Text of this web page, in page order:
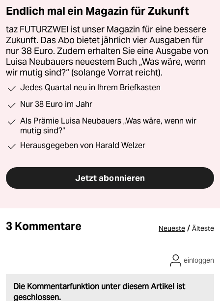
Endlich mal ein Magazin für Zukunft
taz FUTURZWEI ist unser Magazin für eine bessere
Zukunft. Das Abo bietet jährlich vier Ausgaben für
nur 38 Euro. Zudem erhalten Sie eine Ausgabe von
Luisa Neubauers neuestem Buch „Was wäre, wenn
wir mutig sind?“ (solange Vorrat reicht).
Jedes Quartal neu in Ihrem Briefkasten
Nur 38 Euro im Jahr
Als Prämie Luisa Neubauers „Was wäre, wenn wir
mutig sind?“
Herausgegeben von Harald Welzer
Jetzt abonnieren
3 Kommentare Neueste / Älteste
Die Kommentarfunktion unter diesem Artikel ist
geschlossen.
einloggen